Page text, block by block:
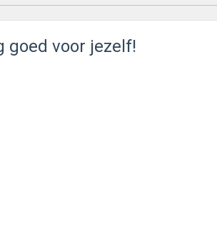
goed voor jezelf!